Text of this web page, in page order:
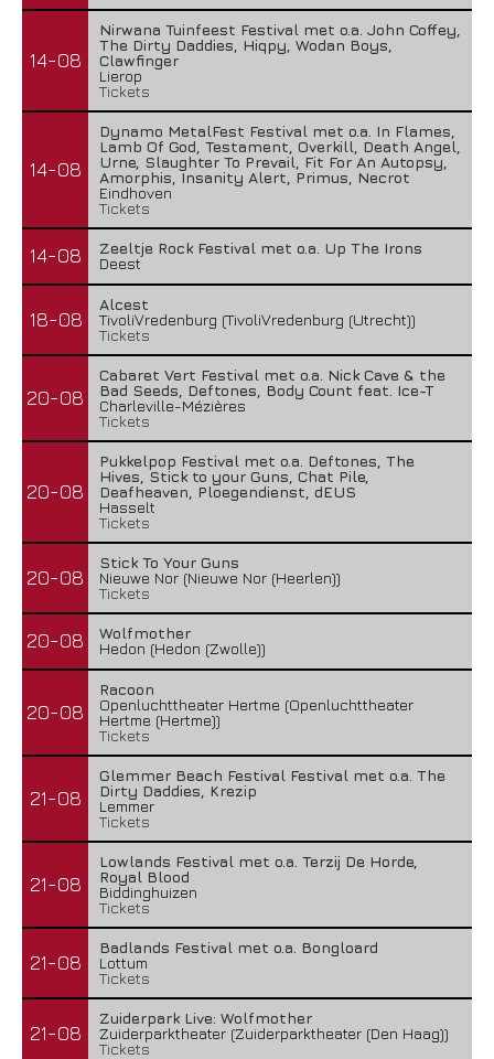
14-08
Nirwana Tuinfeest Festival met o.a. John Coffey,
The Dirty Daddies, Hiqpy, Wodan Boys,
Clawfinger
Lierop
Tickets
14-08
Dynamo MetalFest Festival met o.a. In Flames,
Lamb Of God, Testament, Overkill, Death Angel,
Urne, Slaughter To Prevail, Fit For An Autopsy,
Amorphis, Insanity Alert, Primus, Necrot
Eindhoven
Tickets
14-08
Zeeltje Rock Festival met o.a. Up The Irons
Deest
18-08
Alcest
TivoliVredenburg (TivoliVredenburg (Utrecht))
Tickets
20-08
Cabaret Vert Festival met o.a. Nick Cave & the
Bad Seeds, Deftones, Body Count feat. Ice-T
Charleville-Mézières
Tickets
20-08
Pukkelpop Festival met o.a. Deftones, The
Hives, Stick to your Guns, Chat Pile,
Deafheaven, Ploegendienst, dEUS
Hasselt
Tickets
20-08
Stick To Your Guns
Nieuwe Nor (Nieuwe Nor (Heerlen))
Tickets
20-08
Wolfmother
Hedon (Hedon (Zwolle))
20-08
Racoon
Openluchttheater Hertme (Openluchttheater
Hertme (Hertme))
Tickets
21-08
Glemmer Beach Festival Festival met o.a. The
Dirty Daddies, Krezip
Lemmer
Tickets
21-08
Lowlands Festival met o.a. Terzij De Horde,
Royal Blood
Biddinghuizen
Tickets
21-08
Badlands Festival met o.a. Bongloard
Lottum
Tickets
21-08
Zuiderpark Live: Wolfmother
Zuiderparktheater (Zuiderparktheater (Den Haag))
Tickets